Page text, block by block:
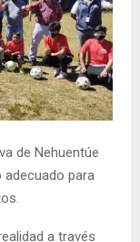
de Nehuentúe
para
a través